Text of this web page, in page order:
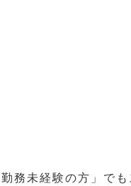
務未経験の方」でも